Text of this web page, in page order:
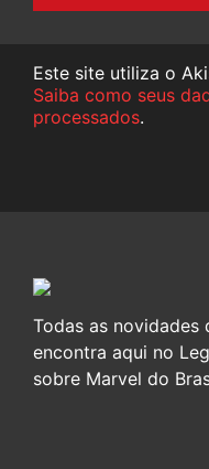
Este site utiliza o
Saiba como seus
processados.
Todas as novidades
encontra aqui no
sobre Marvel do